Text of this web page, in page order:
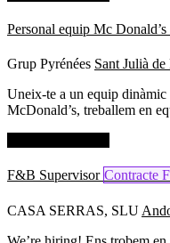
Personal equip Mc Donald’s
Grup Pyrénées Sant Julià
Uneix-te a un equip
McDonald’s, treballem en
F&B Supervisor Contracte
CASA SERRAS, SLU